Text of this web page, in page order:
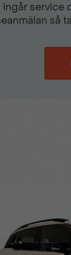
service
så